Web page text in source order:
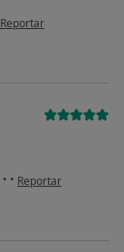
en opinión del usuario
Reportar
• • en opinión del
Reportar